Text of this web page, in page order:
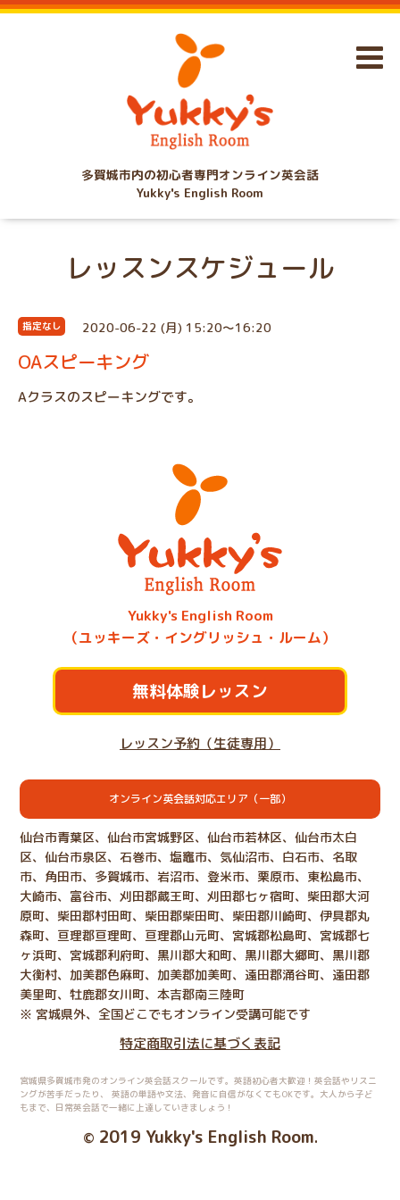
多賀城市内の初心者専門オンライン英会話
Yukky's English Room
レッスンスケジュール
指定なし 2020-06-22 (月) 15:20～16:20
OAスピーキング
Aクラスのスピーキングです。
Yukky's English Room
（ユッキーズ・イングリッシュ・ルーム）
無料体験レッスン
レッスン予約（生徒専用）
オンライン英会話対応エリア（一部）
仙台市青葉区、仙台市宮城野区、仙台市若林区、仙台市太白
区、仙台市泉区、石巻市、塩竈市、気仙沼市、白石市、名取
市、角田市、多賀城市、岩沼市、登米市、栗原市、東松島市、
大崎市、富谷市、刈田郡蔵王町、刈田郡七ヶ宿町、柴田郡大河
原町、柴田郡村田町、柴田郡柴田町、柴田郡川崎町、伊具郡丸
森町、亘理郡亘理町、亘理郡山元町、宮城郡松島町、宮城郡七
ヶ浜町、宮城郡利府町、黒川郡大和町、黒川郡大郷町、黒川郡
大衡村、加美郡色麻町、加美郡加美町、遠田郡涌谷町、遠田郡
美里町、牡鹿郡女川町、本吉郡南三陸町
※ 宮城県外、全国どこでもオンライン受講可能です
特定商取引法に基づく表記
宮城県多賀城市発のオンライン英会話スクールです。英語初心者大歓迎！英会話やリスニ
ングが苦手だったり、
英語の単語や文法、発音に自信がなくてもOKです。大人から子ど
もまで、日常英会話で一緒に上達していきましょう！
© 2019 Yukky's English Room.